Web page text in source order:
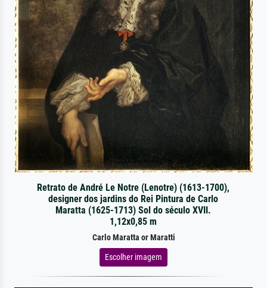
Retrato de André Le Notre (Lenotre) (1613-1700),
designer dos jardins do Rei Pintura de Carlo
Maratta (1625-1713) Sol do século XVII.
1,12x0,85 m
Carlo Maratta or Maratti
Escolher imagem